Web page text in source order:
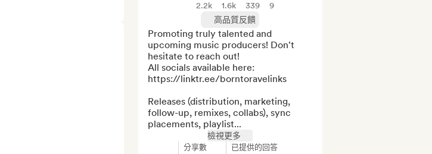
2.2k 1.6k 339
9
高品質反饋
Promoting truly talented and
upcoming music producers! Don't
hesitate to reach out!
All socials available here:
https://linktr.ee/borntoravelinks
Releases (distribution, marketing,
follow-up, remixes, collabs), sync
placements, playlist...
檢視更多
分享數 已提供的回答